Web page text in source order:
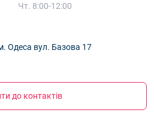
Чт. 8:00-12:00
Одеса вул. Базова 17
до контактів